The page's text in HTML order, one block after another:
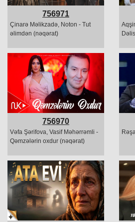
756971
Çinarə Məlikzadə, Noton - Tut
əlimdən (nəqərat)
756970
Vəfa Şərifova, Vasif Məhərrəmli -
Qəmzələrin oxdur (nəqərat)